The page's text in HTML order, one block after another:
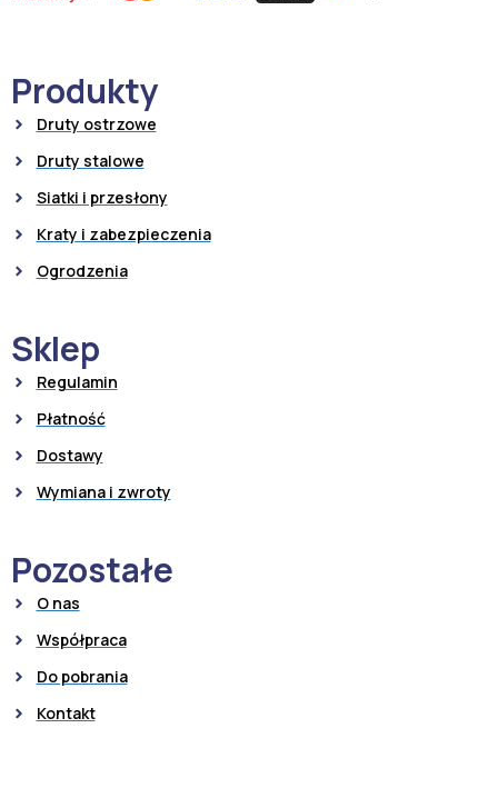
Produkty
Druty ostrzowe
Druty stalowe
Siatki i przesłony
Kraty i zabezpieczenia
Ogrodzenia
Sklep
Regulamin
Płatność
Dostawy
Wymiana i zwroty
Pozostałe
O nas
Współpraca
Do pobrania
Kontakt